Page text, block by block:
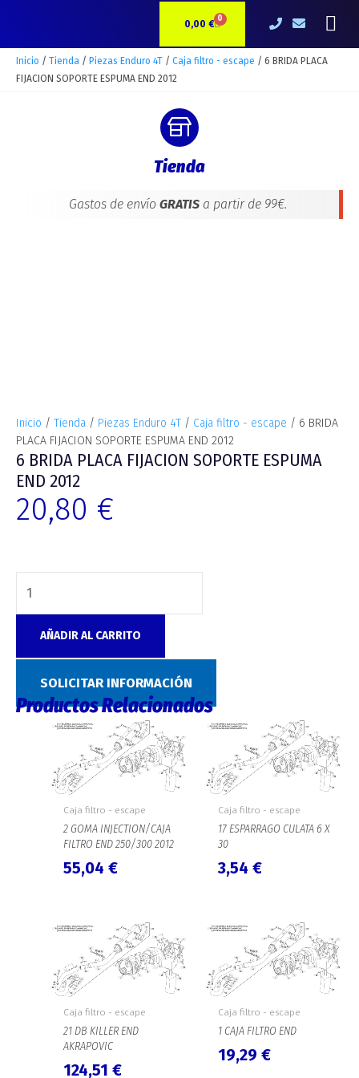
0,00 € 0CARRITO
Inicio / Tienda / Piezas Enduro 4T / Caja filtro - escape / 6 BRIDA PLACA
FIJACION SOPORTE ESPUMA END 2012
Tienda
Gastos de envío GRATISa partir de 99€.
Inicio / Tienda / Piezas Enduro 4T / Caja filtro - escape / 6 BRIDA
PLACA FIJACION SOPORTE ESPUMA END 2012
6 BRIDA PLACA FIJACION SOPORTE ESPUMA
END 2012
20,80 €
FIJACION
SOPORTE
AÑADIR AL CARRITO
SOLICITAR INFORMACIÓN
Productos Relacionados
Caja filtro - escape
2 GOMA INJECTION/CAJA
FILTRO END 250/300 2012
55,04 €
Caja filtro - escape
17 ESPARRAGO CULATA 6 X
30
3,54 €
Caja filtro - escape
21 DB KILLER END
AKRAPOVIC
124,51 €
Caja filtro - escape
1 CAJA FILTRO END
19,29 €